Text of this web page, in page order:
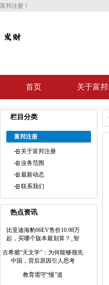
富邦注册！
首页 关于富
栏目分类
富邦注册
关于富邦注册
业务范围
最新动态
联系我们
热点资讯
比亚迪海豹06EV售价10.98万
起，买哪个版本最划算？_智
古希腊“天文学”：为何能够领先
中国，背后原因引人思考
教育需守“慢”道